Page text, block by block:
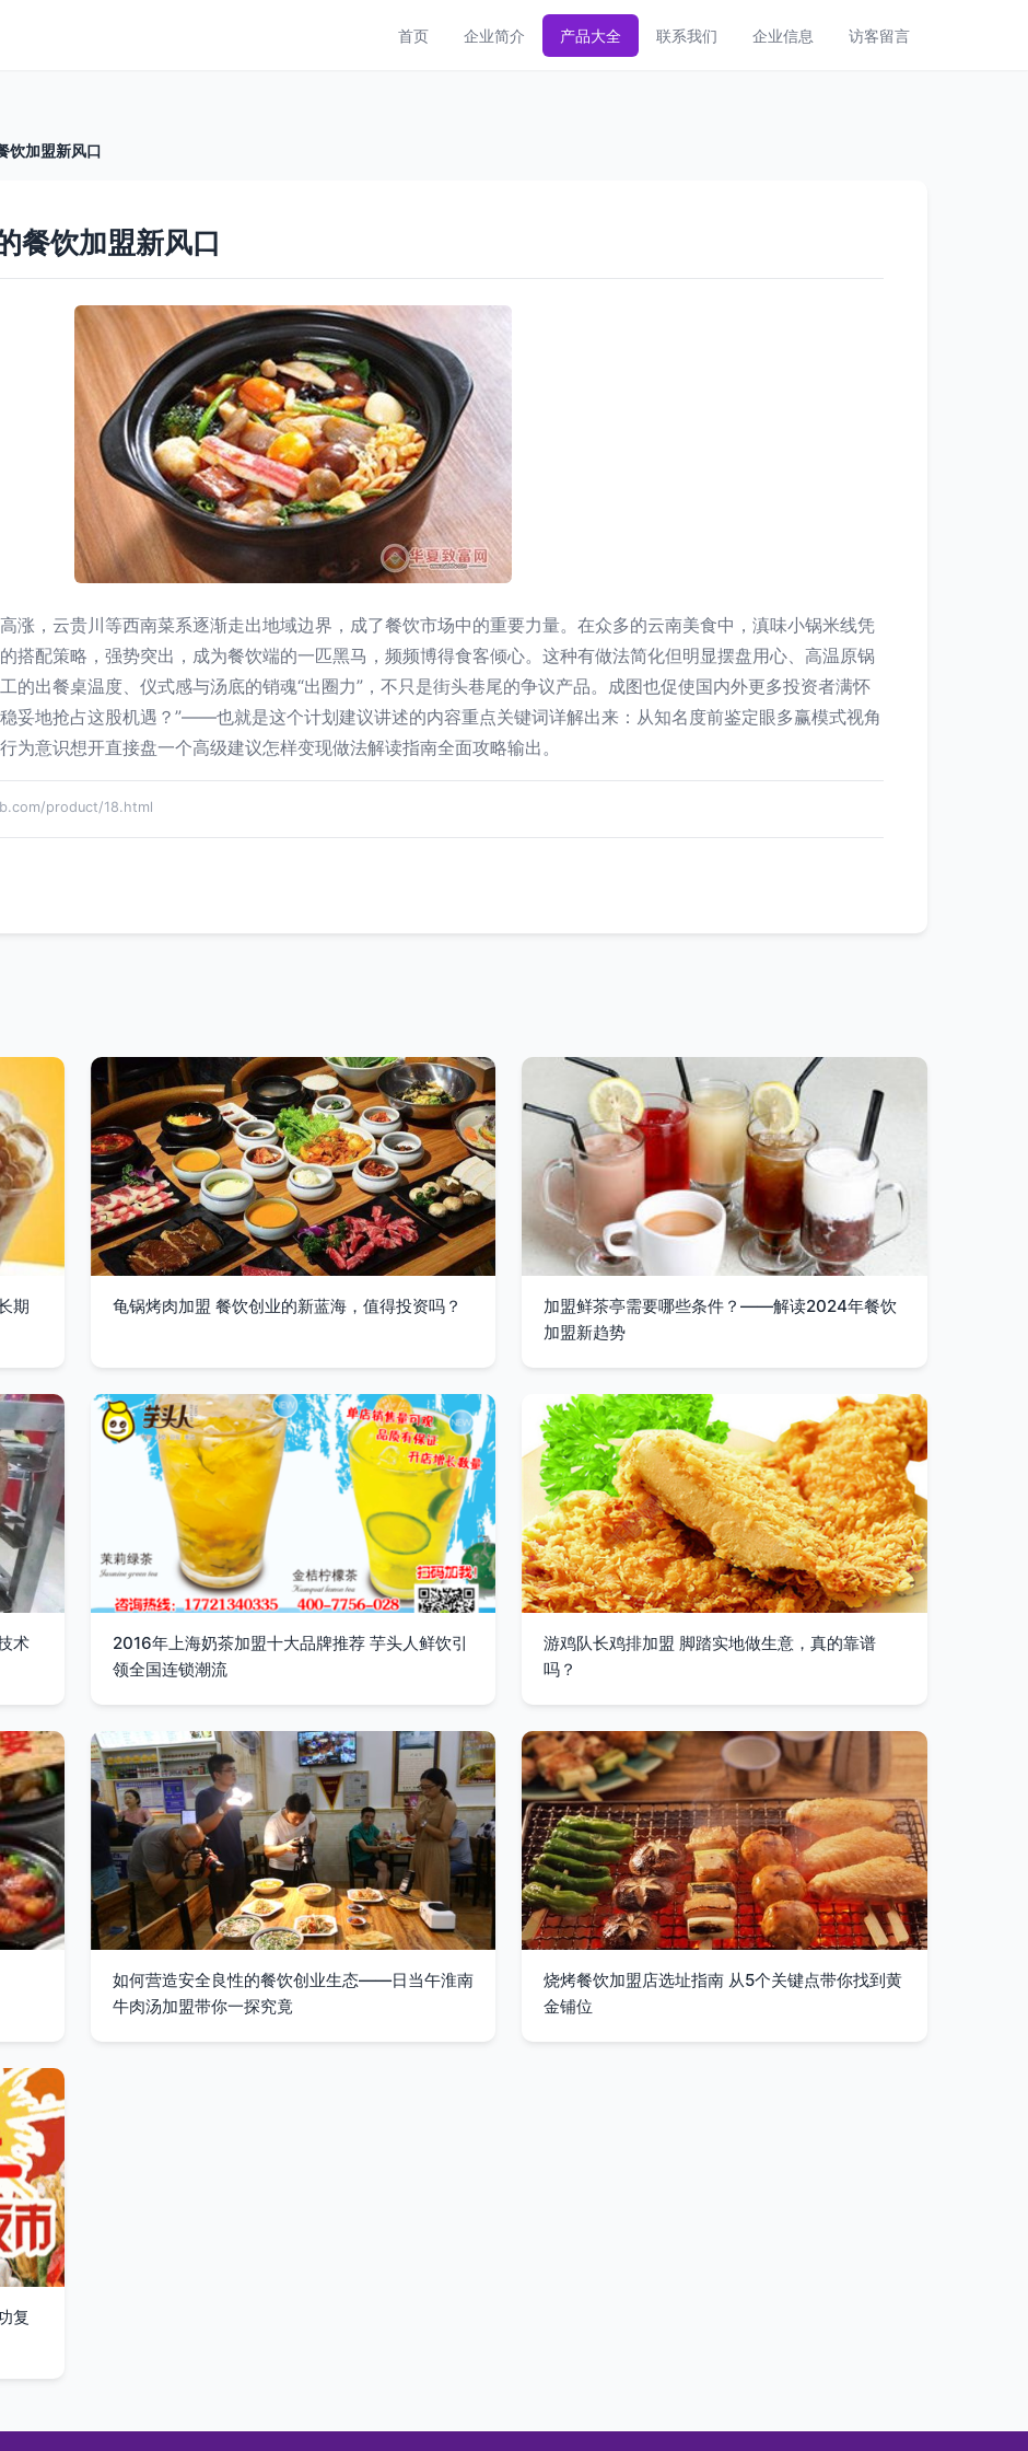
首页 企业简介 产品大全 联系我们 企业信息 访客留言
饮加盟新风口
餐饮加盟新风口
涨，云贵川等西南菜系逐渐走出地域边界，成了餐饮市场中的重要力量。在众多的云南美食中，滇味小锅米线凭
搭配策略，强势突出，成为餐饮端的一匹黑马，频频博得食客倾心。这种有做法简化但明显摆盘用心、高温原锅
的出餐桌温度、仪式感与汤底的销魂“出圈力”，不只是街头巷尾的争议产品。成图也促使国内外更多投资者满怀
妥地抢占这股机遇？”——也就是这个计划建议讲述的内容重点关键词详解出来：从知名度前鉴定眼多赢模式视角
为意识想开直接盘一个高级建议怎样变现做法解读指南全面攻略输出。
product/18.html
期
龟锅烤肉加盟 餐饮创业的新蓝海，值得投资吗？
加盟鲜茶亭需要哪些条件？——解读2024年餐饮
加盟新趋势
术
2016年上海奶茶加盟十大品牌推荐 芋头人鲜饮引
领全国连锁潮流
游鸡队长鸡排加盟 脚踏实地做生意，真的靠谱
吗？
如何营造安全良性的餐饮创业生态——日当午淮南
牛肉汤加盟带你一探究竟
烧烤餐饮加盟店选址指南 从5个关键点带你找到黄
金铺位
复